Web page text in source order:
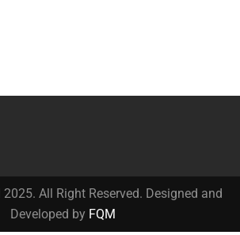
2025. All Right Reserved. Designed and
Developed by FQM